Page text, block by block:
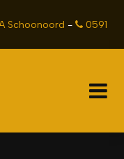
Schoonoord - 0591